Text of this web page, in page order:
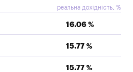
реальна дохідність, %
16.06 %
15.77 %
15.77 %